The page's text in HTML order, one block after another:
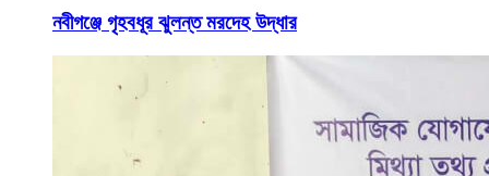
নবীগঞ্জে গৃহবধূর ঝুলন্ত মরদেহ উদ্ধার